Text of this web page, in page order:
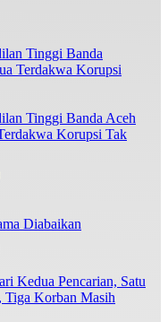
Tinggi Banda Aceh
Korupsi Tak
Diabaikan
Kedua Pencarian, Satu
Tiga Korban Masih